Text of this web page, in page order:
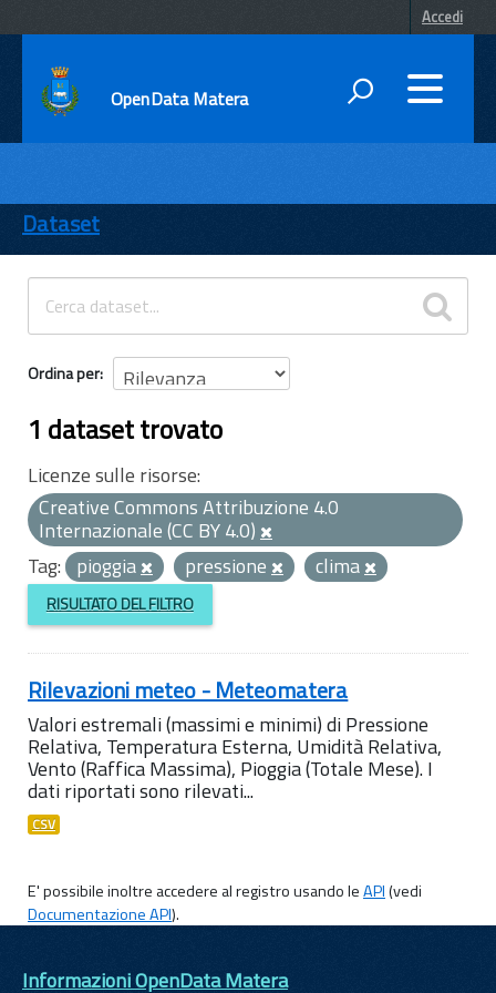
Accedi
OpenData Matera
ENTI
TEMI
INFORMAZIONI
Dataset
Ordina per
1 dataset trovato
Licenze sulle risorse:
Creative Commons Attribuzione 4.0
Internazionale (CC BY 4.0)
Tag: pioggia pressione clima
RISULTATO DEL FILTRO
Rilevazioni meteo - Meteomatera
Valori estremali (massimi e minimi) di Pressione
Relativa, Temperatura Esterna, Umidità Relativa,
Vento (Raffica Massima), Pioggia (Totale Mese). I
dati riportati sono rilevati...
CSV
E' possibile inoltre accedere al registro usando leAPI(vedi
Documentazione API).
Informazioni OpenData Matera